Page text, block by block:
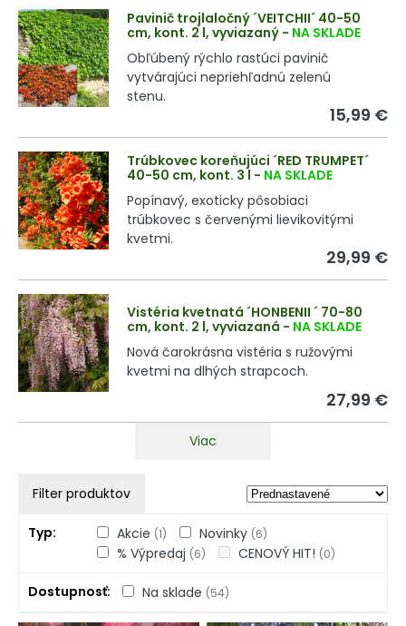
Pavinič trojlaločný ´VEITCHII´ 40-50
cm, kont. 2 l, vyviazaný - NA SKLADE
Obľúbený rýchlo rastúci pavinič
vytvárajúci nepriehľadnú zelenú
stenu.
15,99 €
Trúbkovec koreňujúci ´RED TRUMPET´
40-50 cm, kont. 3 l - NA SKLADE
Popínavý, exoticky pôsobiaci
trúbkovec s červenými lievikovitými
kvetmi.
29,99 €
Vistéria kvetnatá ´HONBENII ´ 70-80
cm, kont. 2 l, vyviazaná - NA SKLADE
Nová čarokrásna vistéria s ružovými
kvetmi na dlhých strapcoch.
27,99 €
Viac
Filter produktov
Typ Akcie (1) Novinky (6)
% Výpredaj (6) CENOVÝ HIT! (0)
Dostupnosť Na sklade (54)